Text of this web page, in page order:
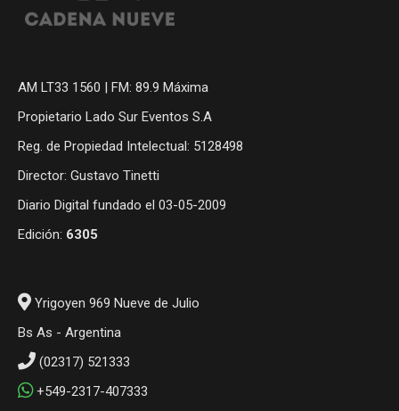
AM LT33 1560 | FM: 89.9 Máxima
Propietario Lado Sur Eventos S.A
Reg. de Propiedad Intelectual: 5128498
Director: Gustavo Tinetti
Diario Digital fundado el 03-05-2009
Edición: 6305
Yrigoyen 969 Nueve de Julio
Bs As - Argentina
(02317) 521333
+549-2317-407333